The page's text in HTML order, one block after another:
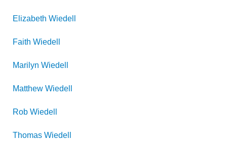
Elizabeth Wiedell
Faith Wiedell
Marilyn Wiedell
Matthew Wiedell
Rob Wiedell
Thomas Wiedell